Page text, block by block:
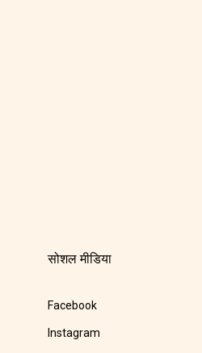
सोशल मीडिया
Facebook
Instagram